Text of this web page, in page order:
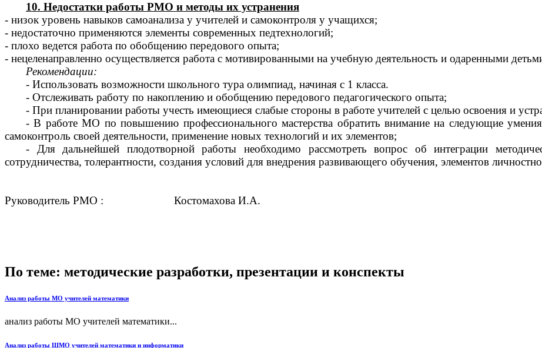
10. Недостатки работы РМО и методы их устранения
- низок уровень навыков самоанализа у учителей и самоконтроля у учащихся;
- недостаточно применяются элементы современных педтехнологий;
- плохо ведется работа по обобщению передового опыта;
- нецеленаправленно осуществляется работа с мотивированными на учебную деятельность и одаренными
Рекомендации:
- Использовать возможности школьного тура олимпиад, начиная с 1 класса.
- Отслеживать работу по накоплению и обобщению передового педагогического опыта;
- При планировании работы учесть имеющиеся слабые стороны в работе учителей с целью освоения и
- В работе МО по повышению профессионального мастерства обратить внимание на следующие
самоконтроль своей деятельности, применение новых технологий и их элементов;
- Для дальнейшей плодотворной работы необходимо рассмотреть вопрос об интеграции
сотрудничества, толерантности, создания условий для внедрения развивающего обучения, элементов
Руководитель РМО : Костомахова И.А.
По теме: методические разработки, презентации и конспекты
Анализ работы МО учителей математики
анализ работы МО учителей математики...
Анализ работы ШМО учителей математики и информатики